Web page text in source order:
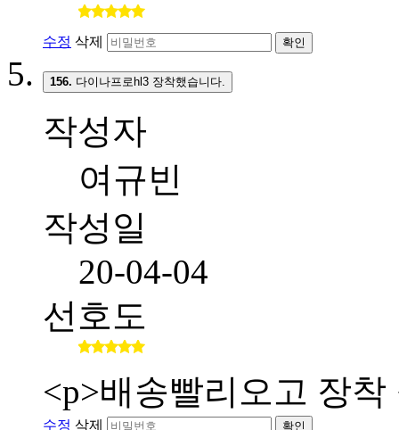
수정 삭제 확인
156. 다이나프로hl3 장착했습니다.
작성자
여규빈
작성일
20-04-04
선호도
<p>배송빨리오고 장
수정 삭제 확인